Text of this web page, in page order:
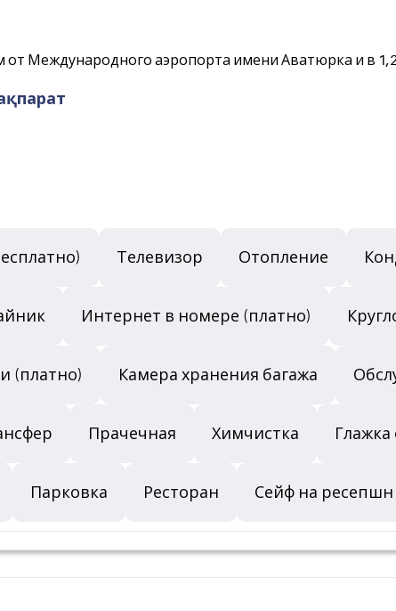
от Международного аэропорта имени Аватюрка и в
Телевизор Отопление
Интернет в номере (платно)
(платно) Камера хранения багажа
Прачечная Химчистка
Парковка Ресторан Сейф на ресепшн